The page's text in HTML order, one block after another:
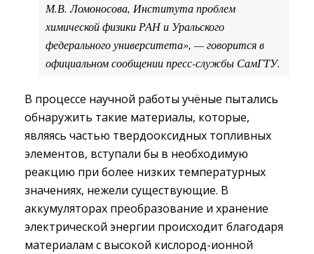
М.В. Ломоносова, Института проблем
химической физики РАН и Уральского
федерального университета», — говорится в
официальном сообщении пресс-службы СамГТУ.
В процессе научной работы учёные пытались
обнаружить такие материалы, которые,
являясь частью твердооксидных топливных
элементов, вступали бы в необходимую
реакцию при более низких температурных
значениях, нежели существующие. В
аккумуляторах преобразование и хранение
электрической энергии происходит благодаря
материалам с высокой кислород-ионной